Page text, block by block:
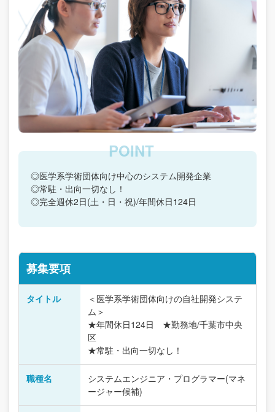
◎医学系学術団体向け中心のシステム開発企業
◎常駐・出向一切なし！
◎完全週休2日(土・日・祝)/年間休日124日
募集要項
タイトル
＜医学系学術団体向けの自社開発システ
ム＞
★年間休日124日 ★勤務地/千葉市中央
区
★常駐・出向一切なし！
職種名
システムエンジニア・プログラマー(マネ
ージャー候補)